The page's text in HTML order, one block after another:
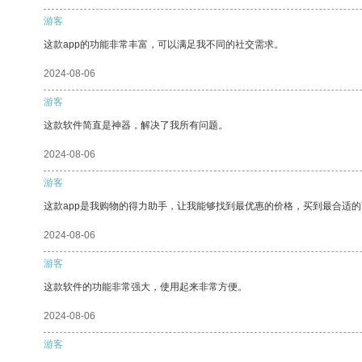
游客
这款app的功能非常丰富，可以满足我不同的社交需求。
2024-08-06
游客
这款软件简直是神器，解决了我所有问题。
2024-08-06
游客
这款app是我购物的得力助手，让我能够找到最优惠的价格，买到最合适
2024-08-06
游客
这款软件的功能非常强大，使用起来非常方便。
2024-08-06
游客